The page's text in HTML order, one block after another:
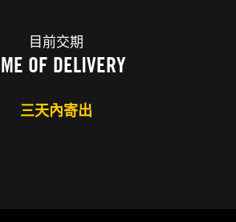
目前交期
OF DELIVERY
三天內寄出